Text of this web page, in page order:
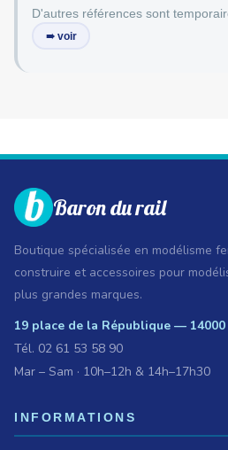
D'autres références sont
➠ voir
Baron du rail
Boutique spécialisée en modélisme
construire et accessoires pour
plus grandes marques.
19 place de la République — 14000
Tél. 02 61 53 58 90
Mar – Sam · 10h–12h & 14h–17h30
INFORMATIONS